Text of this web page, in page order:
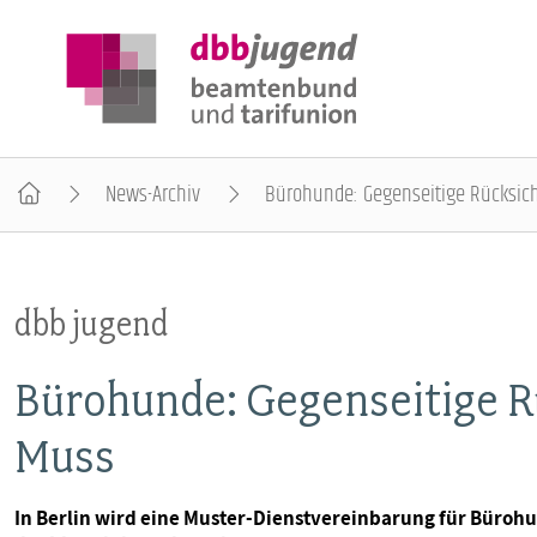
POSITIONEN
AUSBILDUNGSINFORMATIONEN
INTERNATIONALES
News-Archiv Bürohunde: Gegenseitige
dbb jugend
Bürohunde: Gegenseitige
Muss
In Berlin wird eine Muster-Dienstvereinbarung für